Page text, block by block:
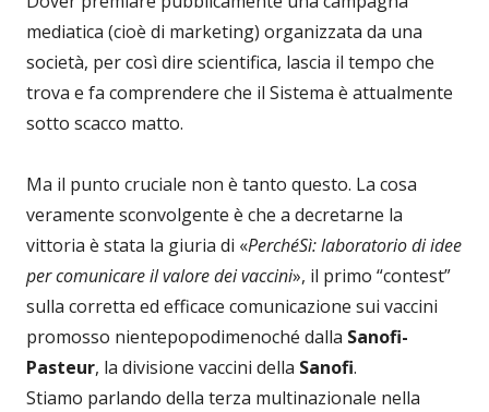
mediatica (cioè di marketing) organizzata da una
società, per così dire scientifica, lascia il tempo che
trova e fa comprendere che il Sistema è attualmente
sotto scacco matto.
Ma il punto cruciale non è tanto questo. La cosa
veramente sconvolgente è che a decretarne la
vittoria è stata la giuria di «PerchéSì: laboratorio di idee
per comunicare il valore dei vaccini», il primo “contest”
sulla corretta ed efficace comunicazione sui vaccini
promosso nientepopodimenoché dalla Sanofi-
Pasteur, la divisione vaccini della Sanofi.
Stiamo parlando della terza multinazionale nella